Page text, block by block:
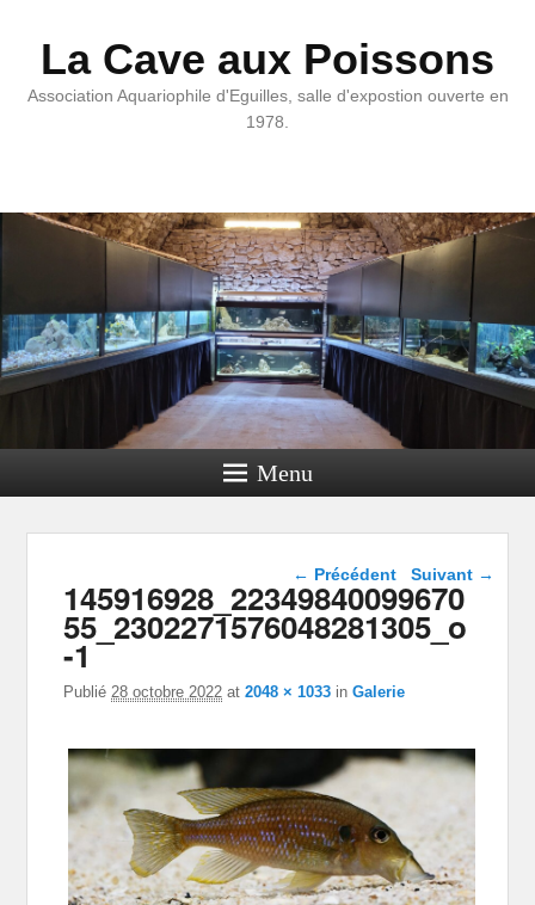
La Cave aux Poissons
Association Aquariophile d'Eguilles, salle d'expostion ouverte en
1978.
Menu
Navigation dans les
images
← Précédent Suivant →
145916928_22349840099670
55_2302271576048281305_o
-1
Publié 28 octobre 2022 at2048 × 1033 inGalerie